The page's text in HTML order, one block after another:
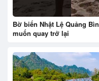
Bờ biển Nhật Lệ Quảng
muốn quay trở lại